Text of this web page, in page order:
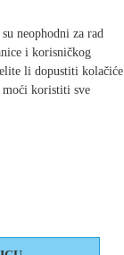
neophodni za rad
i korisničkog
li dopustiti kolačiće
moći koristiti sve